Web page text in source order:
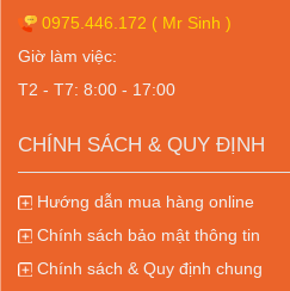
0975.446.172 ( Mr Sinh )
Giờ làm việc:
T2 - T7: 8:00 - 17:00
CHÍNH SÁCH & QUY ĐỊNH
Hướng dẫn mua hàng online
Chính sách bảo mật thông tin
Chính sách & Quy định chung